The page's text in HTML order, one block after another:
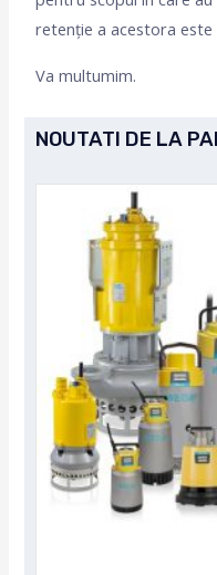
retenție a acestora este
Va multumim.
NOUTATI DE LA